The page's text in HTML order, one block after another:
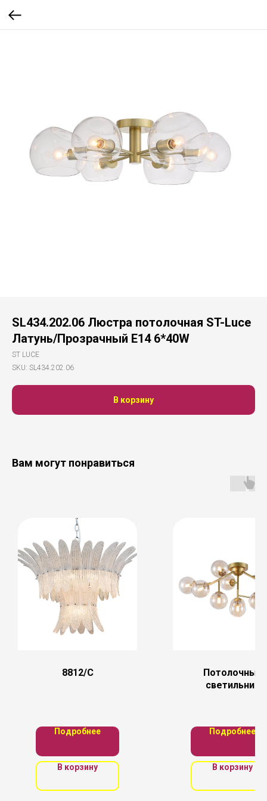
SL434.202.06 Люстра потолочная ST-Luce
Латунь/Прозрачный E14 6*40W
ST LUCE
SKU: SL434.202.06
В корзину
Вам могут понравиться
8812/C
Подробнее
В корзину
Потолочный
светильник
Подробнее
В корзину